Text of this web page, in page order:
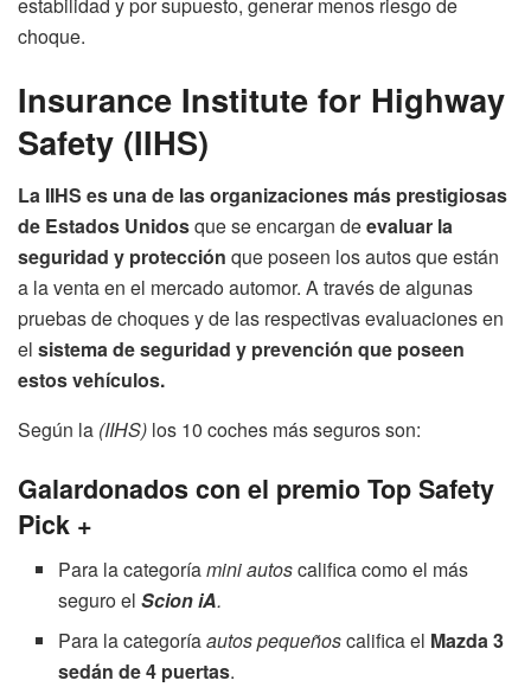
choque.
Insurance Institute for Highway
Safety (IIHS)
La IIHS es una de las organizaciones más prestigiosas
de Estados Unidosque se encargan deevaluar la
seguridad y protección que poseen los autos que están
a la venta en el mercado automor. A través de algunas
pruebas de choques y de las respectivas evaluaciones en
el sistema de seguridad y prevención que poseen
estos vehículos.
Según la (IIHS) los 10 coches más seguros son:
Galardonados con el premio Top Safety
Pick +
Para la categoríamini autoscalifica como el más
seguro elScion iA.
Para la categoríaautos pequeñoscalifica el Mazda 3
sedán de 4 puertas.